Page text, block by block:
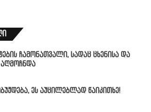
ჩამონათვალი, სადაც ცხენისა და
ეს აუცილებლად წაიკითხე!